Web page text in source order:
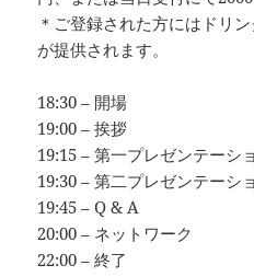
＊ご登録された方にはドリ
が提供されます。
18:30 – 開場
19:00 – 挨拶
19:15 – 第一プレゼンテーシ
19:30 – 第二プレゼンテーシ
19:45 – Q & A
20:00 – ネットワーク
22:00 – 終了